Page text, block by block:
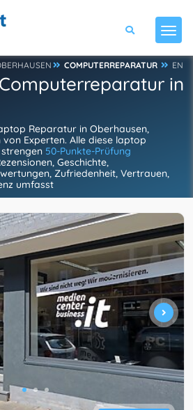
COMPUTERREPARATUR EN
in
Reparatur in Oberhausen,
Experten. Alle diese laptop
50-Punkte-Prüfung
Geschichte,
Zufriedenheit, Vertrauen,
umfasst